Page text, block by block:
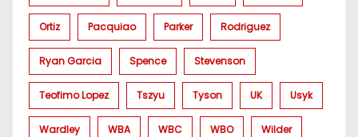
Ortiz Pacquiao Parker Rodriguez
Ryan Garcia Spence Stevenson
Teofimo Lopez Tszyu Tyson UK Usyk
Wardley WBA WBC WBO Wilder